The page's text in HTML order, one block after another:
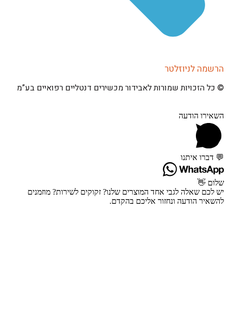
לניוזלטר
הזכויות שמורות לאבידור מכשירים דנטליים רפואיים בע”מ
הודעה
איתנו
👋
לכם שאלה לגבי אחד המוצרים שלנו? זקוקים לשירות? מוזמנים
הודעה ונחזור אליכם בהקדם.